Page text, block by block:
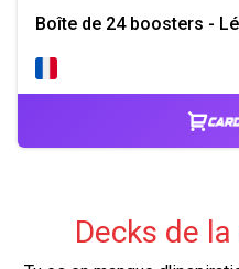
Boîte de 24 boosters -
Decks de